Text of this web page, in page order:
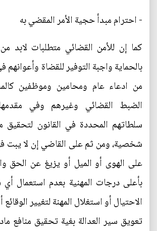
- احترام مبدأ حجية الأمر المقضي به
كما إن للأمن القضائي متطلبات لابد
بالحماية واجبة التوفير للقضاة وأعوانهم
من ادعاء عام ومحامين وموظفين
الضبط القضائي وغيرهم وفي
سلطاتهم المحددة في القانون لتحقيق
شخصية، ومن ثم على القاضي إن لا يبت
على الهوى أو الميل أو يزيغ عن الحق
بأعلى درجات المهنية بعدم استعمال
الاحتيال أو استغلال المهنة لتغيير الوقائع
تعويق سير العدالة بغية تحقيق منافع